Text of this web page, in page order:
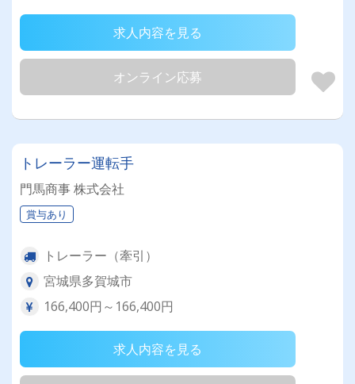
求人内容を見る
オンライン応募
トレーラー運転手
門馬商事 株式会社
賞与あり
トレーラー（牽引）
宮城県多賀城市
166,400円～166,400円
求人内容を見る